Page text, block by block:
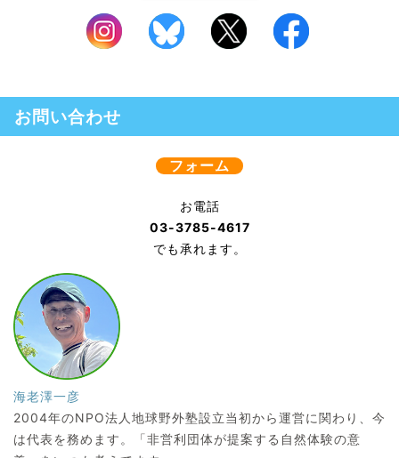
お問い合わせ
フォーム
お電話
03-3785-4617
でも承れます。
海老澤一彦
2004年のNPO法人地球野外塾設立当初から運営に関わり、今
は代表を務めます。「非営利団体が提案する自然体験の意